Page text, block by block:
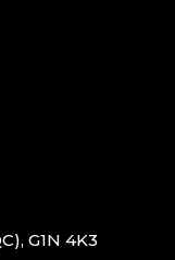
G1N 4K3